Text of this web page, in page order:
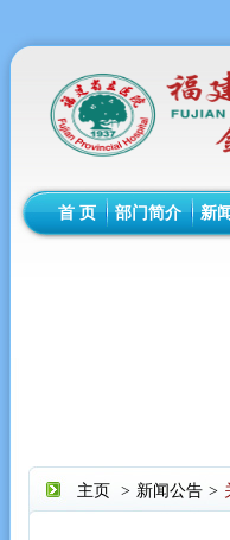
首 页 部门简介 新
主页 > 新闻公告 >